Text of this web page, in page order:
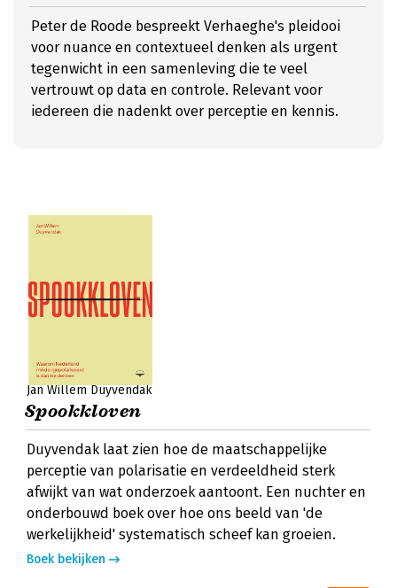
Peter de Roode bespreekt Verhaeghe's pleidooi
voor nuance en contextueel denken als urgent
tegenwicht in een samenleving die te veel
vertrouwt op data en controle. Relevant voor
iedereen die nadenkt over perceptie en kennis.
Jan Willem Duyvendak
Spookkloven
Duyvendak laat zien hoe de maatschappelijke
perceptie van polarisatie en verdeeldheid sterk
afwijkt van wat onderzoek aantoont. Een nuchter en
onderbouwd boek over hoe ons beeld van 'de
werkelijkheid' systematisch scheef kan groeien.
Boek bekijken